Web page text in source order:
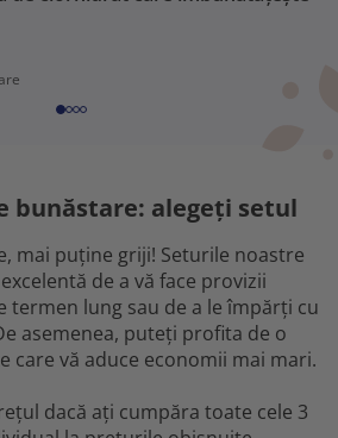
bunăstare: alegeți setul
mai puține griji! Seturile noastre
de a vă face provizii
termen lung sau de a le împărți cu
asemenea, puteți profita de o
care vă aduce economii mai mari.
dacă ați cumpăra toate cele 3